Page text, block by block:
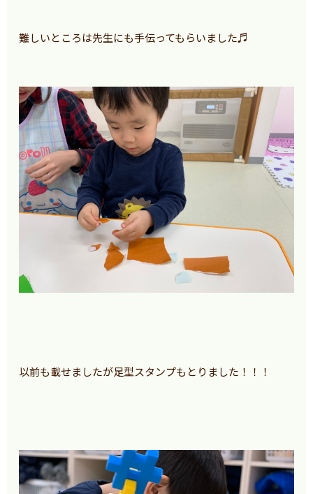
難しいところは先生にも手伝ってもらいました♬
以前も載せましたが足型スタンプもとりました！！！